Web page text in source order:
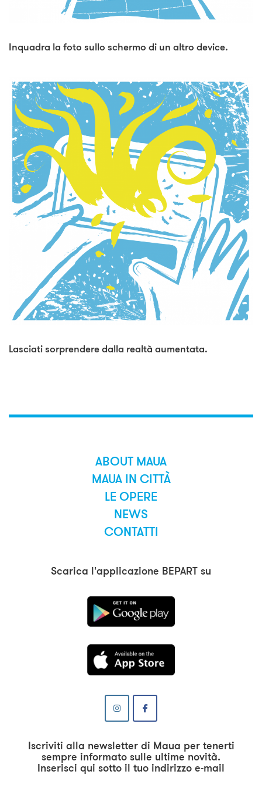
Inquadra la foto sullo schermo di un altro device.
Lasciati sorprendere dalla realtà aumentata.
ABOUT MAUA
MAUA IN CITTÀ
LE OPERE
NEWS
CONTATTI
Scarica l'applicazione BEPART su
Iscriviti alla newsletter di Maua per tenerti
sempre informato sulle ultime novità.
Inserisci qui sotto il tuo indirizzo e-mail